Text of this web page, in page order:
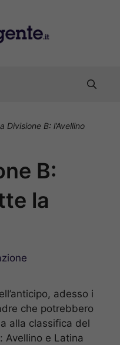
Divisione B: l’Avellino
B:
la
adesso i
che potrebbero
alla classifica del
Avellino e Latina